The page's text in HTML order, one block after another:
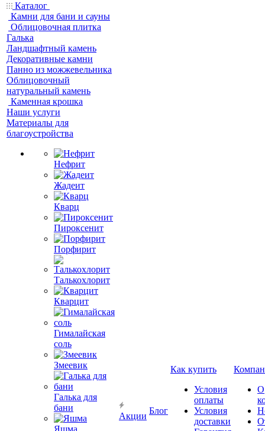
Каталог
Камни для бани и сауны
Облицовочная плитка
Галька
Ландшафтный камень
Декоративные камни
Панно из можжевельника
Облицовочный
натуральный камень
Каменная крошка
Наши услуги
Материалы для
благоустройства
Нефрит
Жадеит
Кварц
Пироксенит
Порфирит
Талькохлорит
Кварцит
Гималайская
соль
Змеевик
Галька для
бани
Яшма
Акции
Блог
Как купить
Условия
оплаты
Условия
доставки
О